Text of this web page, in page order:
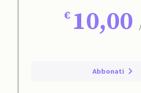
10,00
Abbonati